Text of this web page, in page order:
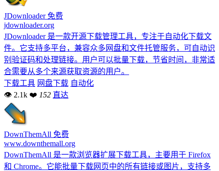
JDownloader 免费
jdownloader.org
JDownloader 是一款开源下载管理工具，专注于自动化下载文
件。它支持多平台，兼容众多网盘和文件托管服务，可自动识
别验证码和处理链接。用户可以批量下载，节省时间，非常适
合需要从多个来源获取资源的用户。
下载工具 网盘下载 自动化
👁 2.1k ❤ 152 直达
DownThemAll 免费
www.downthemall.org
DownThemAll 是一款浏览器扩展下载工具，主要用于 Firefox
和 Chrome。它能批量下载网页中的所有链接或图片，支持多